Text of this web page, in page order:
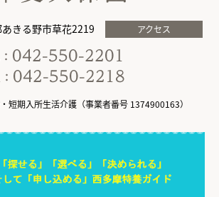
きる野市草花2219 アクセス
短期入所生活介護（事業者番号 1374900163）